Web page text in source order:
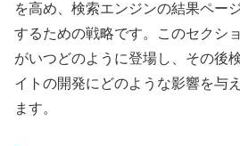
を高め、検索エンジンの結果ペー
するための戦略です。このセクシ
がいつどのように登場し、その後
イトの開発にどのような影響を与
ます。